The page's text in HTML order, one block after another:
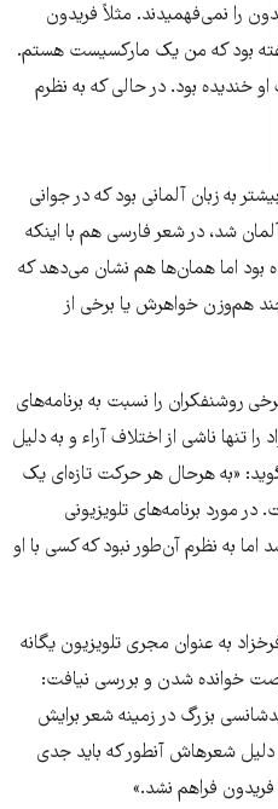
را نمی‌فهمیدند. مثلاً فریدون
بود که من یک مارکسیست هستم.
خندیده بود. در حالی که به نظرم
به زبان آلمانی بود که در جوانی
شد، در شعر فارسی هم با اینکه
بود اما همان‌ها هم نشان می‌دهد که
هم‌وزن خواهرش یا برخی از
روشنفکران را نسبت به برنامه‌های
تنها ناشی از اختلاف آراء و به دلیل
«به هرحال هر حرکت تازه‌ای یک
مورد برنامه‌های تلویزیونی
به نظرم آن‌طور نبود که کسی با او
به عنوان مجری تلویزیون یگانه
خوانده شدن و بررسی نیافت:
بزرگ در زمینه شعر برایش
دلیل شعرهاش آنطور که باید جدی
فراهم نشد.»